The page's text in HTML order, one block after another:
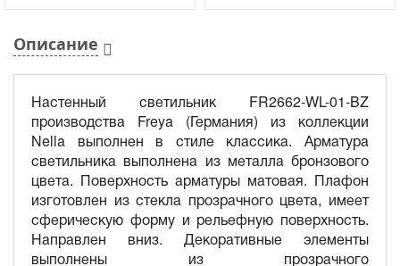
Описание
Настенный светильник FR2662-WL-01-BZ
производства Freya (Германия) из коллекции
Nella выполнен в стиле классика. Арматура
светильника выполнена из металла бронзового
цвета. Поверхность арматуры матовая. Плафон
изготовлен из стекла прозрачного цвета, имеет
сферическую форму и рельефную поверхность.
Направлен вниз. Декоративные элементы
выполнены из прозрачного